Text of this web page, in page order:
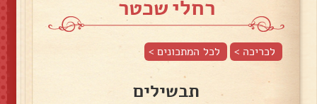
רחלי שכטר
לכריכה > לכל המתכונים >
תבשילים